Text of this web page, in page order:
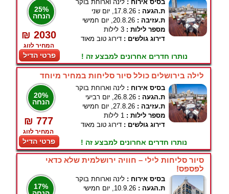
25%
הנחה
₪ 2030
המחיר לזוג
פרטי הדיל
בסיס אירוח : לינה וארוחת בוקר
ת.הגעה : 17.8.26, יום שני
ת.עזיבה : 20.8.26, יום חמישי
מספר לילות : 3 לילות
דירוג גולשים : דירוג טוב מאוד
נותרו חדרים אחרונים למבצע זה !
לילה בירושלים כולל סיור סליחות במחיר מיוחד
20%
הנחה
₪ 777
המחיר לזוג
פרטי הדיל
בסיס אירוח : לינה וארוחת בוקר
ת.הגעה : 26.8.26, יום רביעי
ת.עזיבה : 27.8.26, יום חמישי
מספר לילות : 1 לילות
דירוג גולשים : דירוג טוב מאוד
נותרו חדרים אחרונים למבצע זה !
סיור סליחות לילי – חוויה ירושלמית שלא כדאי
לפספס!
17%
בסיס אירוח : לינה וארוחת בוקר
ת.הגעה : 10.9.26, יום חמישי